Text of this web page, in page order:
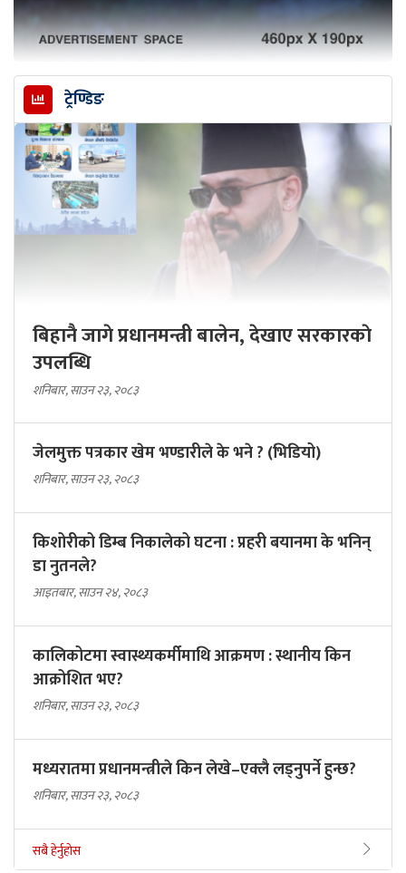
ट्रेण्डिङ
बिहानै जागे प्रधानमन्त्री बालेन, देखाए सरकारकाे
उपलब्धि
शनिबार, साउन २३, २०८३
जेलमुक्त पत्रकार खेम भण्डारीले के भने ? (भिडियो)
शनिबार, साउन २३, २०८३
किशोरीको डिम्ब निकालेको घटना : प्रहरी बयानमा के भनिन्
डा नुतनले?
आइतबार, साउन २४, २०८३
कालिकोटमा स्वास्थ्यकर्मीमाथि आक्रमण : स्थानीय किन
आक्रोशित भए?
शनिबार, साउन २३, २०८३
मध्यरातमा प्रधानमन्त्रीले किन लेखे–एक्लै लड्नुपर्ने हुन्छ?
शनिबार, साउन २३, २०८३
सबै हेर्नुहोस